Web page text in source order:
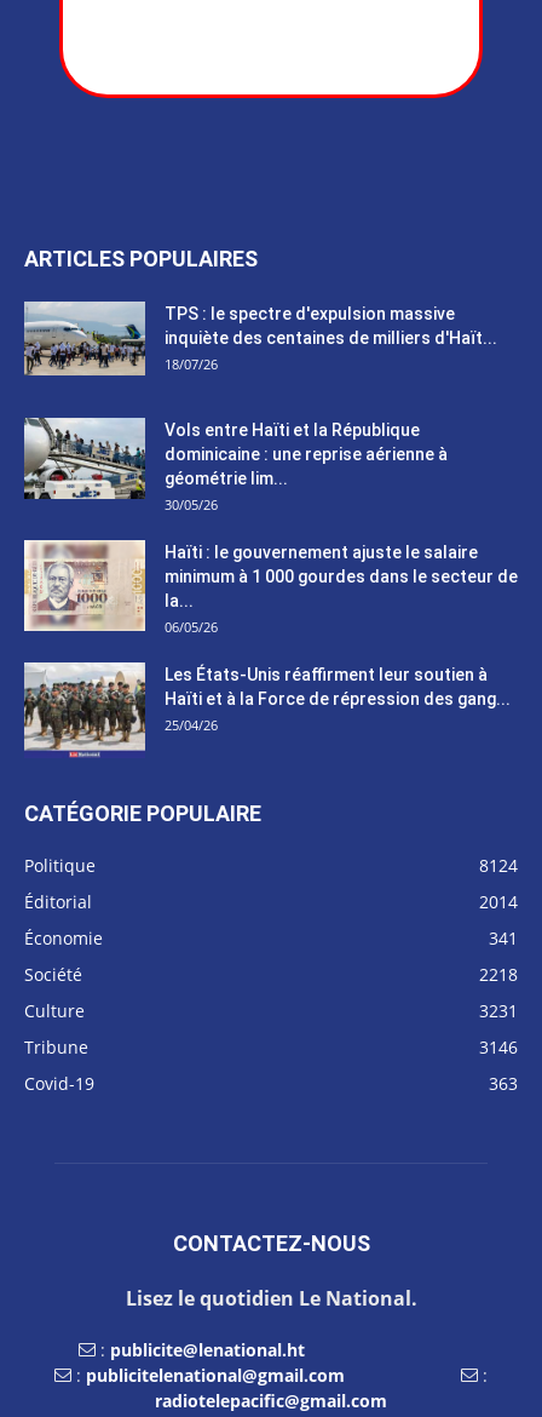
ARTICLES POPULAIRES
TPS : le spectre d'expulsion massive
inquiète des centaines de milliers d'Haït...
18/07/26
Vols entre Haïti et la République
dominicaine : une reprise aérienne à
géométrie lim...
30/05/26
Haïti : le gouvernement ajuste le salaire
minimum à 1 000 gourdes dans le secteur de
la...
06/05/26
Les États-Unis réaffirment leur soutien à
Haïti et à la Force de répression des gang...
25/04/26
CATÉGORIE POPULAIRE
Politique
8124
Éditorial
2014
Économie
341
Société
2218
Culture
3231
Tribune
3146
Covid-19
363
CONTACTEZ-NOUS
Lisez le quotidien Le National.
: publicite@lenational.ht
: publicitelenational@gmail.com
:
radiotelepacific@gmail.com